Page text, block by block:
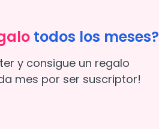
todos los meses?
y consigue un regalo
mes por ser suscriptor!